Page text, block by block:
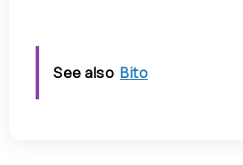
See also Bito